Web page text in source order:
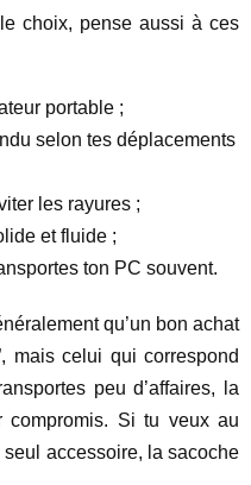
choix, pense aussi à ces
portable ;
selon tes déplacements
les rayures ;
et fluide ;
ton PC souvent.
qu’un bon achat
mais celui qui correspond
peu d’affaires, la
compromis. Si tu veux au
accessoire, la sacoche